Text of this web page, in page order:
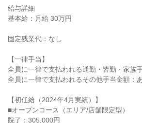
給与詳細
基本給：月給 30万円
固定残業代：なし
【一律手当】
全員に一律で支払われる通勤・皆勤・家族
全員に一律で支払われるその他手当金額：
【初任給（2024年4月実績）】
■オープンコース（エリア/店舗限定型）
院了：305,000円